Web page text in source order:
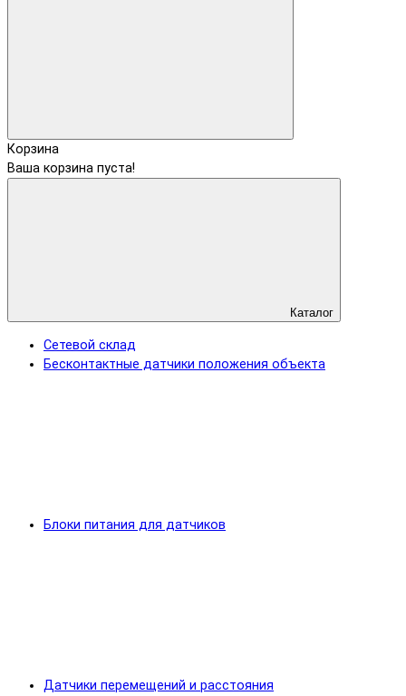
Корзина
Ваша корзина пуста!
Каталог
Сетевой склад
Бесконтактные датчики положения объекта
Блоки питания для датчиков
Датчики перемещений и расстояния